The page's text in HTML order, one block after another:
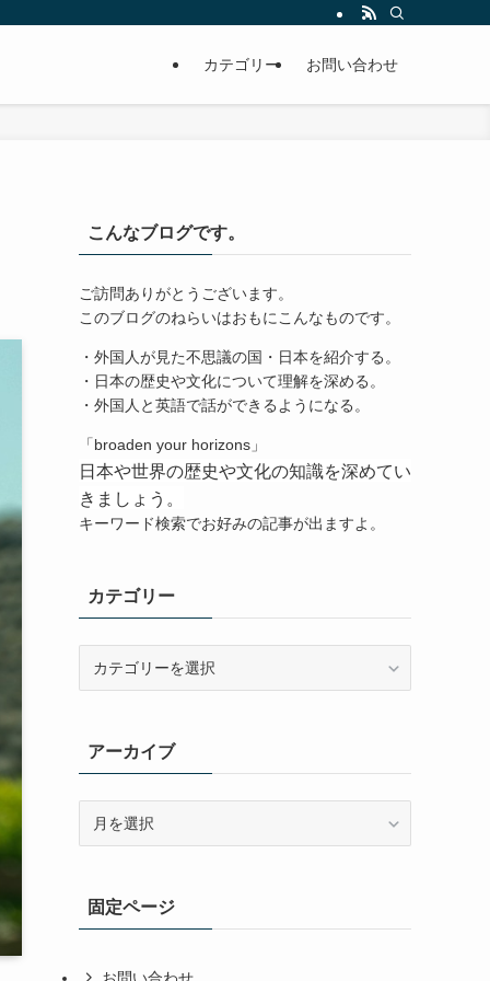
カテゴリー お問い合わせ
こんなブログです。
ご訪問ありがとうございます。
このブログのねらいはおもにこんなものです。
・外国人が見た不思議の国・日本を紹介する。
・日本の歴史や文化について理解を深める。
・外国人と英語で話ができるようになる。
「broaden your horizons」
日本や世界の歴史や文化の知識を深めてい
きましょう。
キーワード検索でお好みの記事が出ますよ。
カテゴリー
ーアーカイブ
ブ固定ページ
お問い合わせ